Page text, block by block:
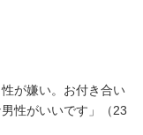
が嫌い。お付き合い
性がいいです」（23